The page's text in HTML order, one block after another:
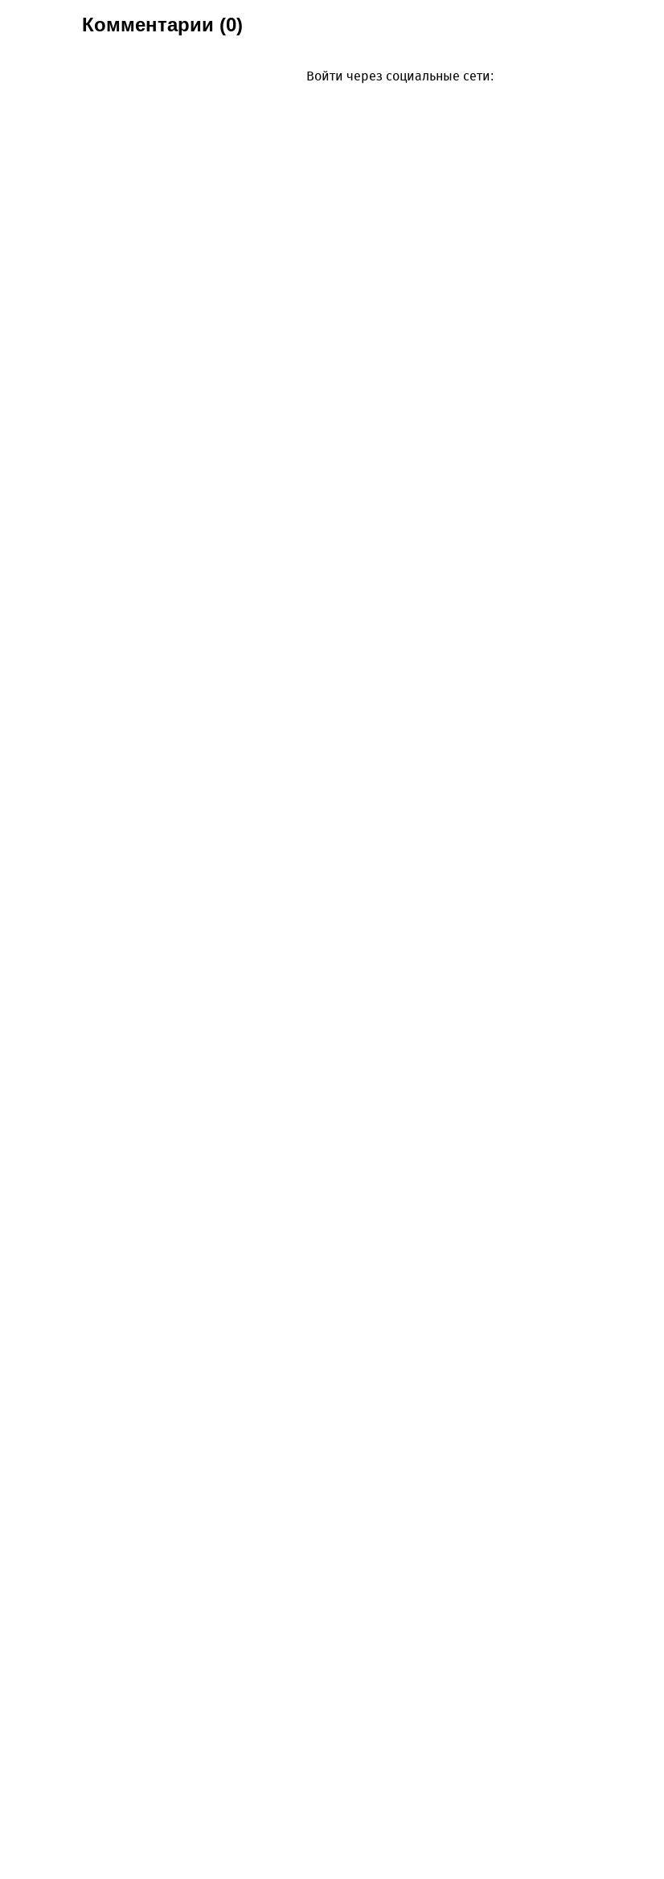
Комментарии (0)
Войти через социальные сети: